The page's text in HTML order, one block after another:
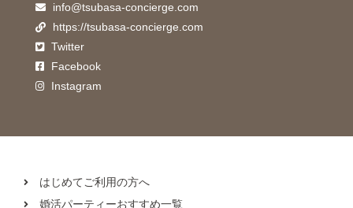
info@tsubasa-concierge.com
https://tsubasa-concierge.com
Twitter
Facebook
Instagram
はじめてご利用の方へ
婚活パーティーおすすめ一覧